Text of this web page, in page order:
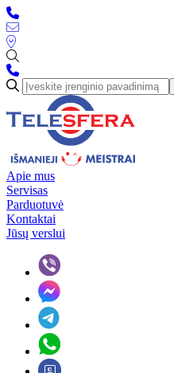
Apie mus
Servisas
Parduotuvė
Kontaktai
Jūsų verslui